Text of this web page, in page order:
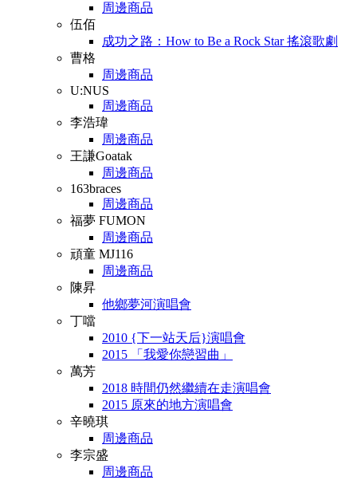
周邊商品
伍佰
成功之路：How to Be a Rock Star 搖滾歌劇
曹格
周邊商品
U:NUS
周邊商品
李浩瑋
周邊商品
王謙Goatak
周邊商品
163braces
周邊商品
福夢 FUMON
周邊商品
頑童 MJ116
周邊商品
陳昇
他鄉夢河演唱會
丁噹
2010 {下一站天后}演唱會
2015 「我愛你戀習曲」
萬芳
2018 時間仍然繼續在走演唱會
2015 原來的地方演唱會
辛曉琪
周邊商品
李宗盛
周邊商品